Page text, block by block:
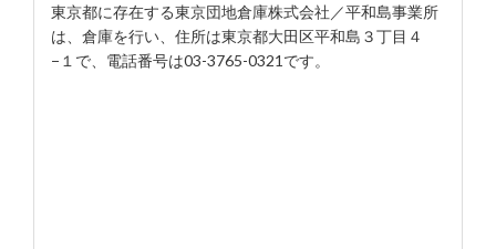
東京都に存在する東京団地倉庫株式会社／平和島事業所
は、倉庫を行い、住所は東京都大田区平和島３丁目４
−１で、電話番号は03-3765-0321です。